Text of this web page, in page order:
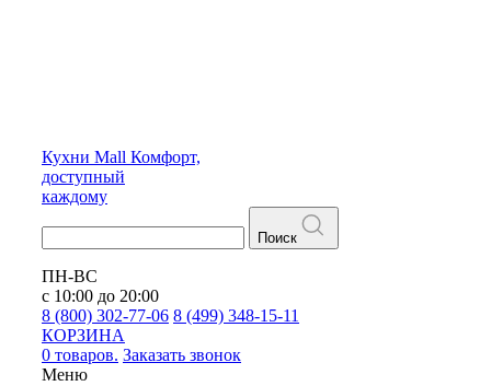
Кухни Mall Комфорт,
доступный
каждому
Поиск
ПН-ВС
с 10:00 до 20:00
8 (800) 302-77-06 8 (499) 348-15-11
КОРЗИНА
0 товаров. Заказать звонок
Меню